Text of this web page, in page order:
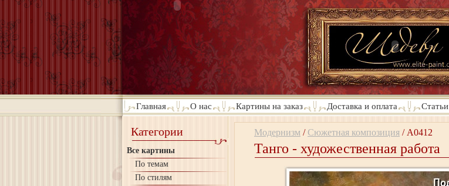
Главная О нас Картины на заказ Доставка и оплата Статьи
Категории
Все картины
По темам
По стилям
Модернизм /Сюжетная композиция / A0412
Танго - художественная работа